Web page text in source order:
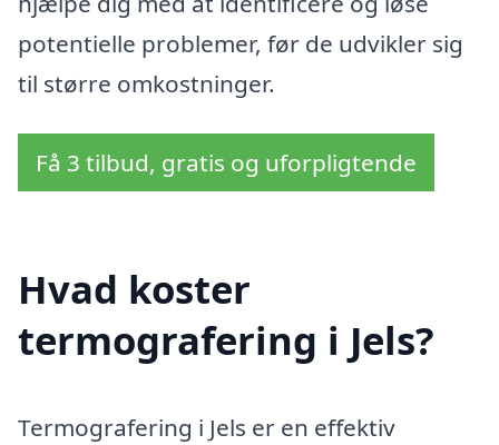
potentielle problemer, før de udvikler sig
til større omkostninger.
Få 3 tilbud, gratis og uforpligtende
Hvad koster
termografering i Jels?
Termografering i Jels er en effektiv